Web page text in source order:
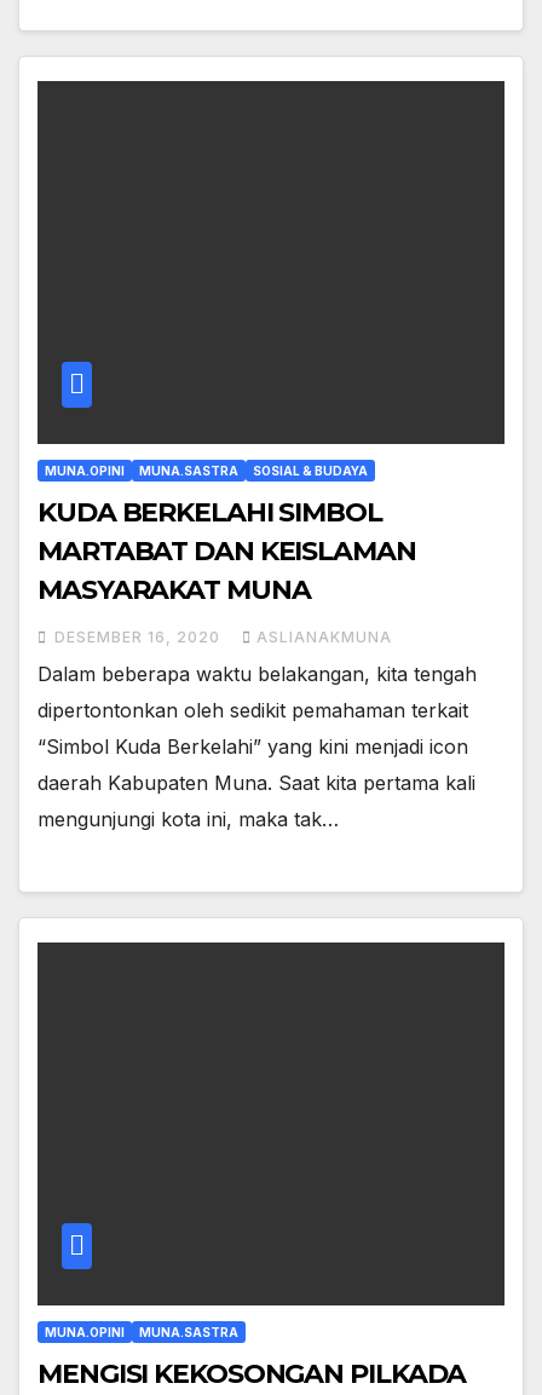
MUNA.OPINI MUNA.SASTRA SOSIAL & BUDAYA
KUDA BERKELAHI SIMBOL
MARTABAT DAN KEISLAMAN
MASYARAKAT MUNA
DESEMBER 16, 2020 ASLIANAKMUNA
Dalam beberapa waktu belakangan, kita tengah
dipertontonkan oleh sedikit pemahaman terkait
“Simbol Kuda Berkelahi” yang kini menjadi icon
daerah Kabupaten Muna. Saat kita pertama kali
mengunjungi kota ini, maka tak…
MUNA.OPINI MUNA.SASTRA
MENGISI KEKOSONGAN PILKADA